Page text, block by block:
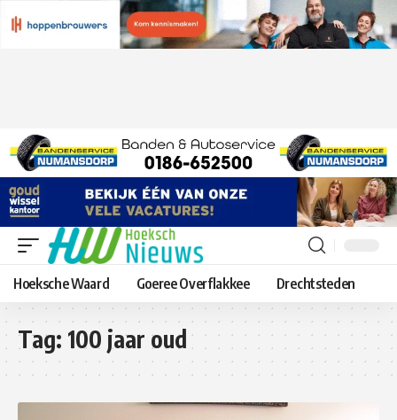
Hoeksche Waard Goeree Overflakkee Drechtsteden
Tag: 100 jaar oud